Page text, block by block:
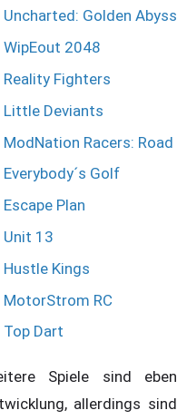
Uncharted: Golden Abyss
WipEout 2048
Reality Fighters
Little Deviants
ModNation Racers: Road
Everybody´s Golf
Escape Plan
Unit 13
Hustle Kings
MotorStrom RC
Top Dart
Spiele sind
allerdings